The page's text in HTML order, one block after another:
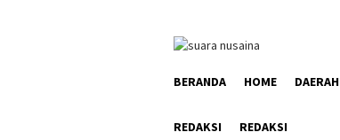
BERANDA HOME DAERAH
REDAKSI REDAKSI